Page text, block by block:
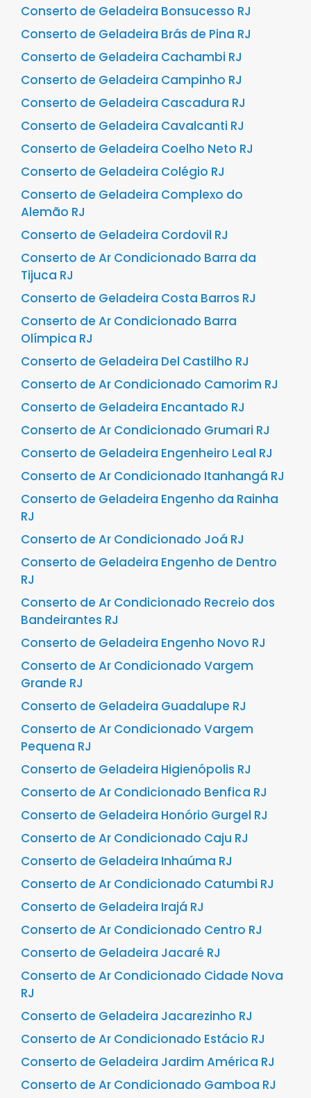
Conserto de Geladeira Bonsucesso RJ
Conserto de Geladeira Brás de Pina RJ
Conserto de Geladeira Cachambi RJ
Conserto de Geladeira Campinho RJ
Conserto de Geladeira Cascadura RJ
Conserto de Geladeira Cavalcanti RJ
Conserto de Geladeira Coelho Neto RJ
Conserto de Geladeira Colégio RJ
Conserto de Geladeira Complexo do
Alemão RJ
Conserto de Geladeira Cordovil RJ
Conserto de Ar Condicionado Barra da
Tijuca RJ
Conserto de Geladeira Costa Barros RJ
Conserto de Ar Condicionado Barra
Olímpica RJ
Conserto de Geladeira Del Castilho RJ
Conserto de Ar Condicionado Camorim RJ
Conserto de Geladeira Encantado RJ
Conserto de Ar Condicionado Grumari RJ
Conserto de Geladeira Engenheiro Leal RJ
Conserto de Ar Condicionado Itanhangá RJ
Conserto de Geladeira Engenho da Rainha
RJ
Conserto de Ar Condicionado Joá RJ
Conserto de Geladeira Engenho de Dentro
RJ
Conserto de Ar Condicionado Recreio dos
Bandeirantes RJ
Conserto de Geladeira Engenho Novo RJ
Conserto de Ar Condicionado Vargem
Grande RJ
Conserto de Geladeira Guadalupe RJ
Conserto de Ar Condicionado Vargem
Pequena RJ
Conserto de Geladeira Higienópolis RJ
Conserto de Ar Condicionado Benfica RJ
Conserto de Geladeira Honório Gurgel RJ
Conserto de Ar Condicionado Caju RJ
Conserto de Geladeira Inhaúma RJ
Conserto de Ar Condicionado Catumbi RJ
Conserto de Geladeira Irajá RJ
Conserto de Ar Condicionado Centro RJ
Conserto de Geladeira Jacaré RJ
Conserto de Ar Condicionado Cidade Nova
RJ
Conserto de Geladeira Jacarezinho RJ
Conserto de Ar Condicionado Estácio RJ
Conserto de Geladeira Jardim América RJ
Conserto de Ar Condicionado Gamboa RJ